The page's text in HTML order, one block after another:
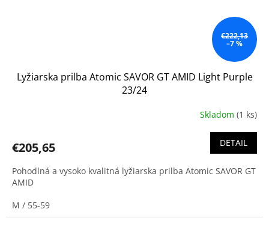
€222,13
–7 %
Lyžiarska prilba Atomic SAVOR GT AMID Light Purple
23/24
Skladom (1 ks)
€205,65 DETAIL
Pohodlná a vysoko kvalitná lyžiarska prilba Atomic SAVOR GT
AMID
M / 55-59